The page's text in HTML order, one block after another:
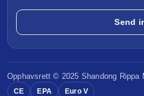
Opphavsrett © 2025 Shandong Rippa
CE EPA Euro V